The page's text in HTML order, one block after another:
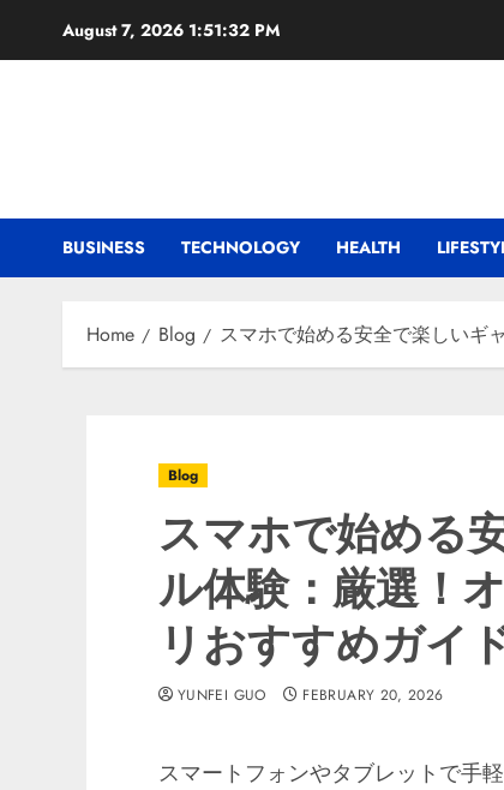
August 7, 2026 1:51:33 PM
BUSINESS TECHNOLOGY HEALTH
Home Blog スマホで始める安全で楽しいギ
Blog
スマホで始める
ル体験：厳選！
リおすすめガイ
YUNFEI GUO FEBRUARY 20, 2026
スマートフォンやタブレットで手